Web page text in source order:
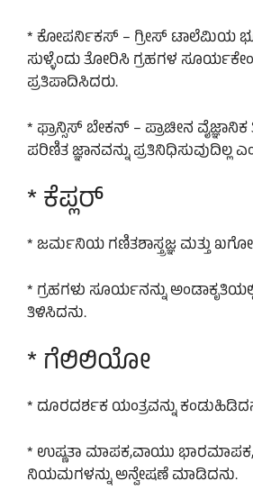
* ಕೋಪರ್ನಿಕಸ್ – ಗ್ರೀಸ್ ಟಾಲೆಮಿಯ
ಸುಳ್ಳೆಂದು ತೋರಿಸಿ ಗ್ರಹಗಳ
ಪ್ರತಿಪಾದಿಸಿದರು.
* ಫ್ರಾನ್ಸಿಸ್ ಬೇಕನ್ – ಪ್ರಾಚೀನ
ಪರಿಣಿತ ಜ್ಞಾನವನ್ನು
* ಕೆಪ್ಲರ್
* ಜರ್ಮನಿಯ ಗಣಿತಶಾಸ್ತ್ರಜ್ಞ ಮತ್ತು
* ಗ್ರಹಗಳು ಸೂರ್ಯನನ್ನು ಅಂಡಾಕೃತಿಯಲ್ಲಿ
ತಿಳಿಸಿದನು.
* ಗೆಲಿಲಿಯೋ
* ದೂರದರ್ಶಕ ಯಂತ್ರವನ್ನು
* ಉಷ್ಣತಾ ಮಾಪಕ,ವಾಯು
ನಿಯಮಗಳನ್ನು ಅನ್ವೇಷಣೆ ಮಾಡಿದನು.